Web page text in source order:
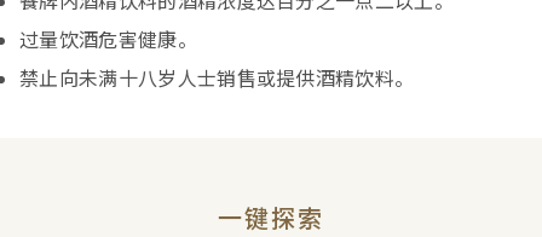
过量饮酒危害健康。
禁止向未满十八岁人士销售或提供酒精饮料。
一键探索